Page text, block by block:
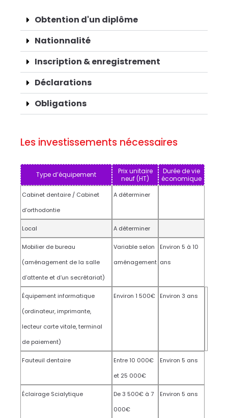
Obtention d'un diplôme
Nationnalité
Inscription & enregistrement
Déclarations
Obligations
Les investissements nécessaires
Type d’équipement
Prix unitaire
neuf (HT)
Durée de vie
économique
Cabinet dentaire / Cabinet
d’orthodontie
A déterminer
Local A déterminer
Mobilier de bureau
(aménagement de la salle
d’attente et d’un secrétariat)
Variable selon
aménagement
Environ 5 à 10
ans
Équipement informatique
(ordinateur, imprimante,
lecteur carte vitale, terminal
de paiement)
Environ 1 500€ Environ 3 ans
Fauteuil dentaire
Entre 10 000€
et 25 000€
Environ 5 ans
Éclairage Scialytique
De 3 500€ à 7
000€
Environ 5 ans